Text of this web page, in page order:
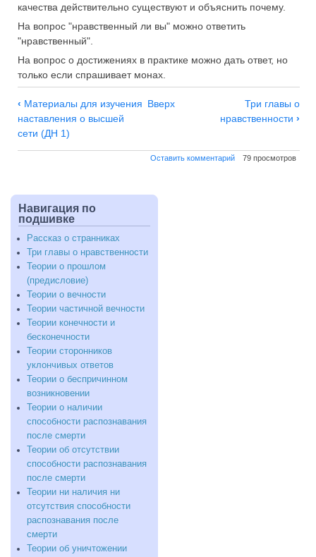
качества действительно существуют и объяснить почему.
На вопрос "нравственный ли вы" можно ответить
"нравственный".
На вопрос о достижениях в практике можно дать ответ, но
только если спрашивает монах.
Навигация
по
Рассказ
о
‹ Материалы для изучения
наставления о высшей
сети (ДН 1)
Вверх
Три главы о
нравственности ›
Оставить комментарий 79 просмотров
Навигация по
подшивке
Рассказ о странниках
Три главы о нравственности
Теории о прошлом
(предисловие)
Теории о вечности
Теории частичной вечности
Теории конечности и
бесконечности
Теории сторонников
уклончивых ответов
Теории о беспричинном
возникновении
Теории о наличии
способности распознавания
после смерти
Теории об отсутствии
способности распознавания
после смерти
Теории ни наличия ни
отсутствия способности
распознавания после
смерти
Теории об уничтожении